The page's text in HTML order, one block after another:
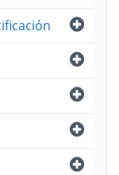
Abrir
Abrir
Abrir
Abrir
Abrir